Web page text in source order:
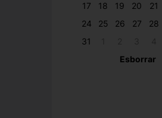
17
18 19 20 21
24
25 26 27 28
31
Esborrar